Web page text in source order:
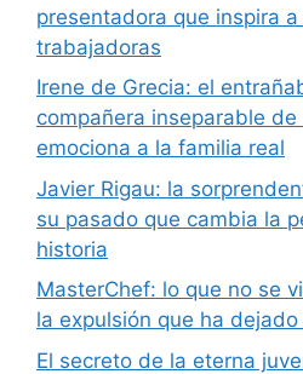
presentadora que inspira
trabajadoras
Irene de Grecia: el
compañera inseparable
emociona a la familia real
Javier Rigau: la
su pasado que cambia la
historia
MasterChef: lo que no se
la expulsión que ha
El secreto de la eterna